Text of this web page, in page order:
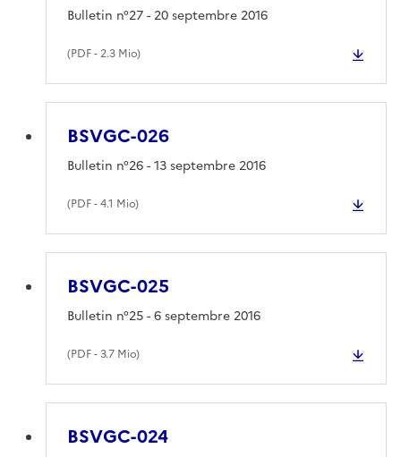
(PDF- 2.3 Mio)
Bulletin n°27 - 20 septembre 2016
BSVGC-026
(PDF- 4.1 Mio)
Bulletin n°26 - 13 septembre 2016
BSVGC-025
(PDF- 3.7 Mio)
Bulletin n°25 - 6 septembre 2016
BSVGC-024